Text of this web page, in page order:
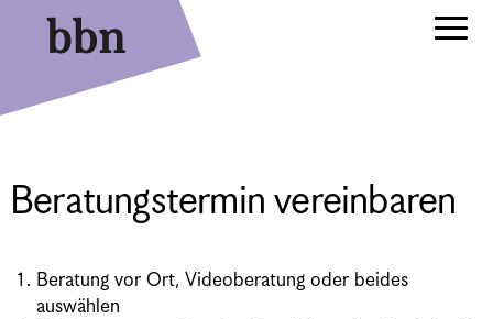
Beratungstermin vereinbaren
Beratung vor Ort, Videoberatung oder beides
auswählen